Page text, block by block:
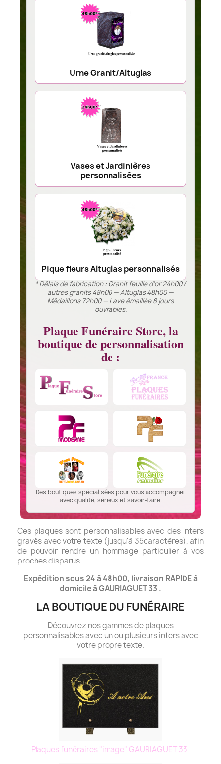
Urne Granit/Altuglas
Vases et Jardinières
personnalisées
Pique fleurs Altuglas personnalisés
* Délais de fabrication : Granit feuille d’or 24h00 /
autres granits 48h00 — Altuglas 48h00 —
Médaillons 72h00 — Lave émaillée 8 jours
ouvrables.
Plaque Funéraire Store, la
boutique de personnalisation
de :
Des boutiques spécialisées pour vous accompagner
avec qualité, sérieux et savoir-faire.
Ces plaques sont personnalisables avec des inters
gravés avec votre texte (jusqu'à 35caractères), afin
de pouvoir rendre un hommage particulier à vos
proches disparus.
Expédition sous 24 à 48h00, livraison RAPIDE à
domicile à GAURIAGUET 33 .
LA BOUTIQUE DU FUNÉRAIRE
Découvrez nos gammes de plaques
personnalisables avec un ou plusieurs inters avec
votre propre texte.
Plaques funéraires "image" GAURIAGUET 33